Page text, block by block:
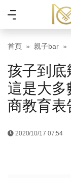
Skip to main
首頁 親子bar
孩子到底
這是大多
商教育表
2020/10/17 07:54